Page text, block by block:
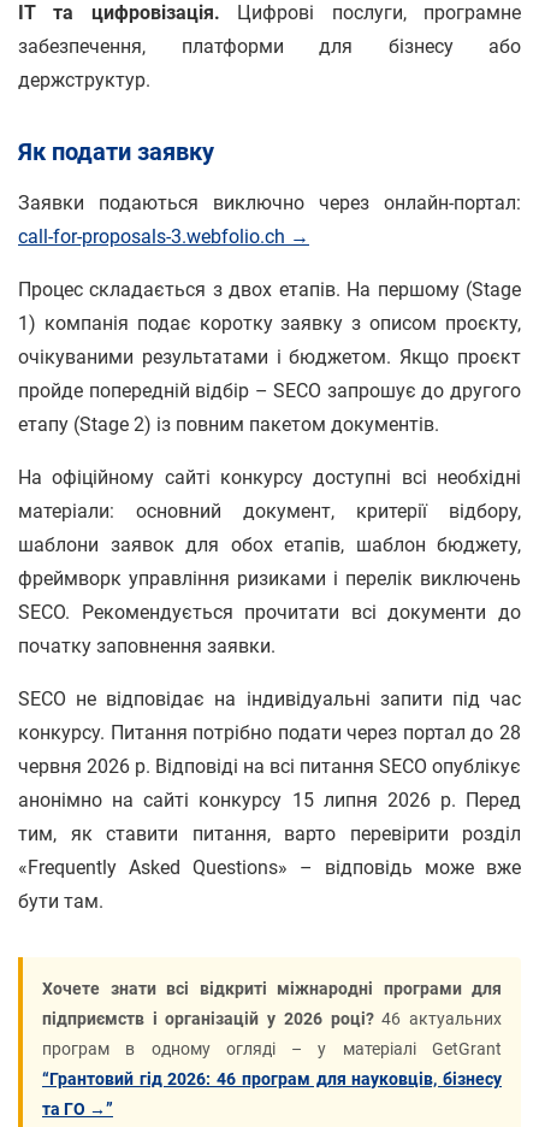
IT та цифровізація. Цифрові послуги, програмне
забезпечення, платформи для бізнесу або
держструктур.
Як подати заявку
Заявки подаються виключно через онлайн-портал:
call-for-proposals-3.webfolio.ch →
Процес складається з двох етапів. На першому (Stage
1) компанія подає коротку заявку з описом проєкту,
очікуваними результатами і бюджетом. Якщо проєкт
пройде попередній відбір – SECO запрошує до другого
етапу (Stage 2) із повним пакетом документів.
На офіційному сайті конкурсу доступні всі необхідні
матеріали: основний документ, критерії відбору,
шаблони заявок для обох етапів, шаблон бюджету,
фреймворк управління ризиками і перелік виключень
SECO. Рекомендується прочитати всі документи до
початку заповнення заявки.
SECO не відповідає на індивідуальні запити під час
конкурсу. Питання потрібно подати через портал до 28
червня 2026 р. Відповіді на всі питання SECO опублікує
анонімно на сайті конкурсу 15 липня 2026 р. Перед
тим, як ставити питання, варто перевірити розділ
«Frequently Asked Questions» – відповідь може вже
бути там.
Хочете знати всі відкриті міжнародні програми для
підприємств і організацій у 2026 році?46 актуальних
програм в одному огляді – у матеріалі GetGrant
“Грантовий гід 2026: 46 програм для науковців, бізнесу
та ГО →”